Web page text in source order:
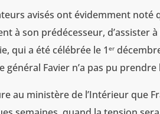
avisés ont évidemment noté
à son prédécesseur, d’assister
qui a été célébrée le 1er
général Favier n’a pas pu prendre
au ministère de l’Intérieur que